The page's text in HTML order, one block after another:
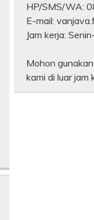
HP/SMS/WA:
E-mail:
Jam kerja:
Mohon
kami di luar jam